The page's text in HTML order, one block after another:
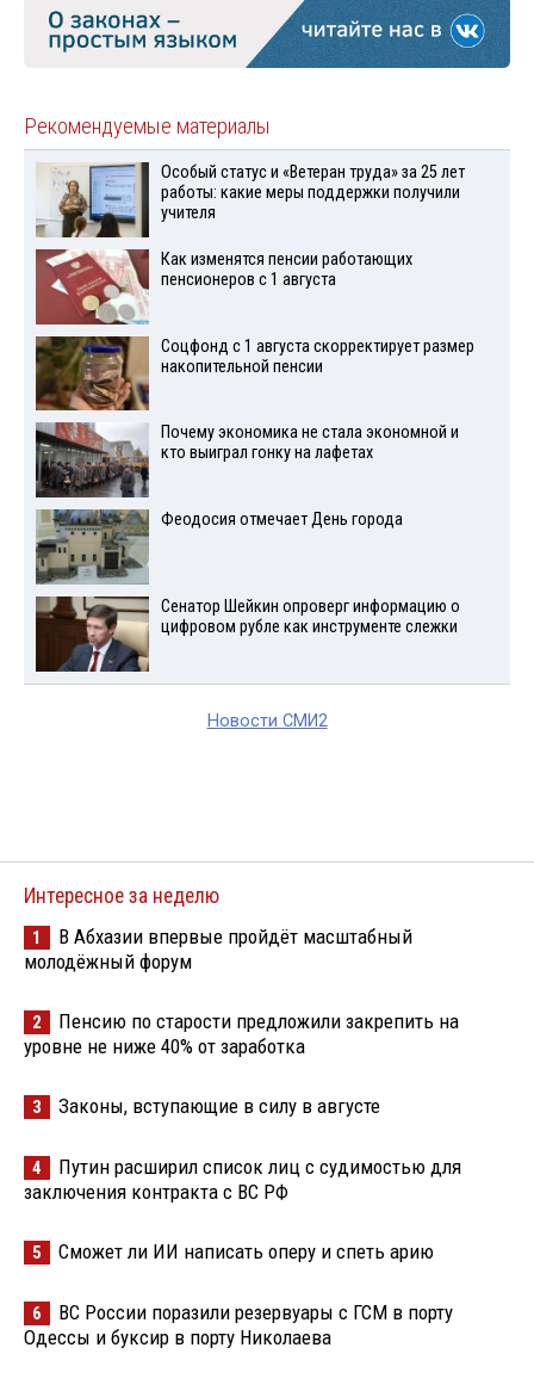
Рекомендуемые материалы
Особый статус и «Ветеран труда» за 25 лет
работы: какие меры поддержки получили
учителя
Как изменятся пенсии работающих
пенсионеров с 1 августа
Соцфонд с 1 августа скорректирует размер
накопительной пенсии
Почему экономика не стала экономной и
кто выиграл гонку на лафетах
Феодосия отмечает День города
Сенатор Шейкин опроверг информацию о
цифровом рубле как инструменте слежки
Новости СМИ2
Интересное за неделю
1
В Абхазии впервые пройдёт масштабный
молодёжный форум
2
Пенсию по старости предложили закрепить на
уровне не ниже 40% от заработка
3 Законы, вступающие в силу в августе
4
Путин расширил список лиц с судимостью для
заключения контракта с ВС РФ
5 Сможет ли ИИ написать оперу и спеть арию
6
ВС России поразили резервуары с ГСМ в порту
Одессы и буксир в порту Николаева